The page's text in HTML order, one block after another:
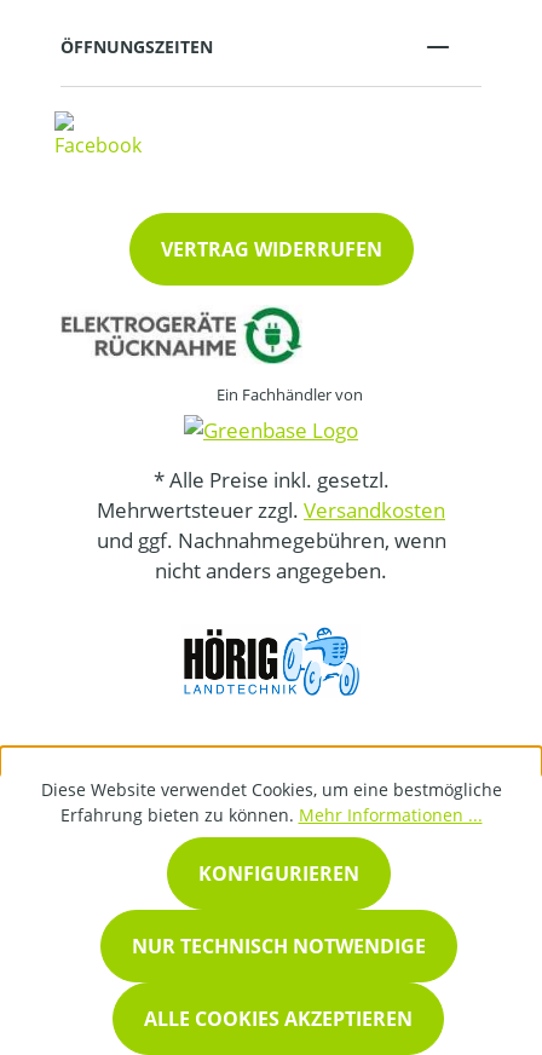
ÖFFNUNGSZEITEN
VERTRAG WIDERRUFEN
Ein Fachhändler von
* Alle Preise inkl. gesetzl.
Mehrwertsteuer zzgl. Versandkosten
und ggf. Nachnahmegebühren, wenn
nicht anders angegeben.
Diese Website verwendet Cookies, um eine bestmögliche
Erfahrung bieten zu können. Mehr Informationen ...
NUR TECHNISCH NOTWENDIGE
KONFIGURIEREN
ALLE COOKIES AKZEPTIEREN